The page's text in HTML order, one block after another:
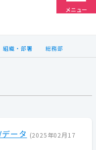
メニュー
組織・部署 総務部
ータ (2025年02月17